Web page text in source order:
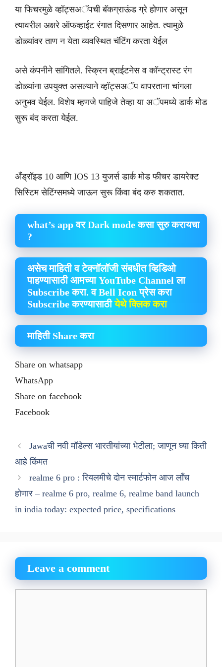
या फिचरमुळे व्हॉट्सअॅपची बॅकग्राऊंड ग्रे होणार असून
त्यावरील अक्षरे ऑफव्हाईट रंगात दिसणार आहेत. त्यामुळे
डोळ्यांवर ताण न येता व्यवस्थित चॅटिंग करता येईल
असे कंपनीने सांगितले. स्क्रिन ब्राईटनेस व कॉन्ट्रास्ट रंग
डोळ्यांना उपयुक्त असल्याने व्हॉट्सअॅप वापरताना चांगला
अनुभव येईल. विशेष म्हणजे पाहिजे तेव्हा या अॅपमध्ये डार्क मोड
सुरू बंद करता येईल.
अँड्रॉइड 10 आणि IOS 13 युजर्स डार्क मोड फीचर डायरेक्ट
सिस्टिम सेटिंग्समध्ये जाऊन सुरू किंवा बंद करु शकतात.
what’s app वर Dark mode कसा सुरु करायचा
?
असेच माहिती व टेक्नॉलॉजी संबधीत व्हिडिओ
पाहण्यासाठी आमच्या YouTube Channel ला
Subscribe करा. व Bell Icon प्रेस करा
Subscribe करण्यासाठीयेथे क्लिक करा
माहिती Share करा
Share on whatsapp
WhatsApp
Share on facebook
Facebook
Jawaची नवी मॉडेल्स भारतीयांच्या भेटीला; जाणून घ्या किती
आहे किंमत
realme 6 pro : रियलमीचे दोन स्मार्टफोन आज लाँच
होणार – realme 6 pro, realme 6, realme band launch
in india today: expected price, specifications
Leave a comment